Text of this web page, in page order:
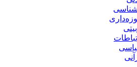
شناسی